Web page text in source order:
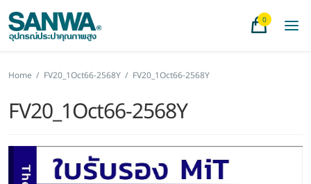
0
Home / FV20_1Oct66-2568Y / FV20_1Oct66-2568Y
FV20_1Oct66-2568Y